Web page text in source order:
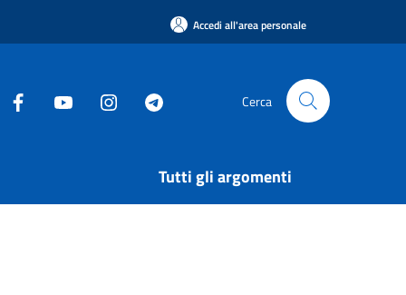
Accedi all'area personale
Cerca
Tutti gli argomenti